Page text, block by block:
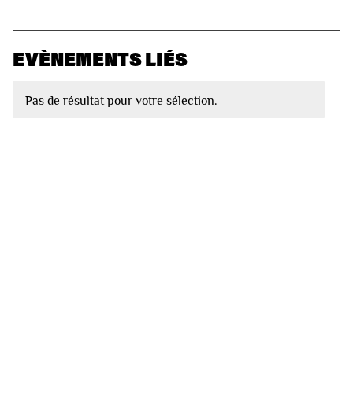
EVÈNEMENTS LIÉS
Pas de résultat pour votre sélection.